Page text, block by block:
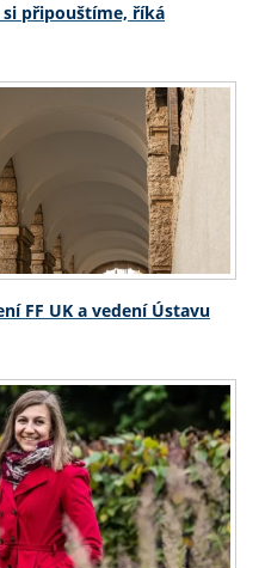
si připouštíme, říká
FF UK a vedení Ústavu